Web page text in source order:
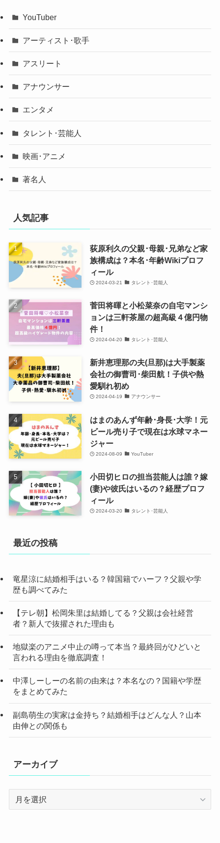
YouTuber
アーティスト･歌手
アスリート
アナウンサー
エンタメ
タレント･芸能人
映画･アニメ
著名人
人気記事
荻原利久の父親･母親･兄弟など家
族構成は？本名･年齢Wikiプロフ
ィール
2024-03-21 タレント･芸能人
菅田将暉と小松菜奈の自宅マンシ
ョンは三軒茶屋の超高級４億円物
件！
2024-04-20 タレント･芸能人
新井恵理那の夫(旦那)は大手製薬
会社の御曹司･柴田航！子供や熱
愛馴れ初め
2024-04-19 アナウンサー
はまのあんず年齢･身長･大学！元
ビール売り子で現在は水球マネー
ジャー
2024-08-09 YouTuber
小田切ヒロの担当芸能人は誰？嫁
(妻)や彼氏はいるの？経歴プロフ
ィール
2024-03-20 タレント･芸能人
最近の投稿
竜星涼に結婚相手はいる？韓国籍でハーフ？父親や学
歴も調べてみた
【テレ朝】松岡朱里は結婚してる？父親は会社経営
者？新人で抜擢された理由も
地獄楽のアニメ中止の噂って本当？最終回がひどいと
言われる理由を徹底調査！
中澤しーしーの名前の由来は？本名なの？国籍や学歴
をまとめてみた
副島萌生の実家は金持ち？結婚相手はどんな人？山本
由伸との関係も
アーカイブ